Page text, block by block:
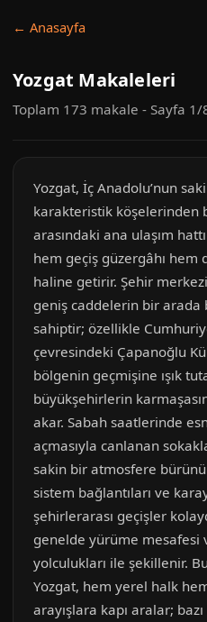
← Anasayfa
Yozgat Makaleleri
Toplam 173 makale - Sayfa
Yozgat, İç Anadolu’nun
karakteristik köşelerinden
arasındaki ana ulaşım
hem geçiş güzergâhı
haline getirir. Şehir
geniş caddelerin bir arada
sahiptir; özellikle
çevresindeki Çapanoğlu
bölgenin geçmişine ışık
büyükşehirlerin
akar. Sabah saatlerinde
açmasıyla canlanan
sakin bir atmosfere
sistem bağlantıları ve
şehirlerarası geçişler
genelde yürüme mesafesi
yolculukları ile şekillenir.
Yozgat, hem yerel halk
arayışlara kapı aralar;